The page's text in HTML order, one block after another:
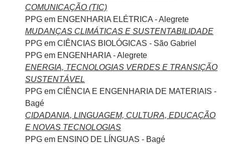
COMUNICAÇÃO (TIC)
PPG em ENGENHARIA ELÉTRICA - Alegrete
MUDANÇAS CLIMÁTICAS E SUSTENTABILIDADE
PPG em CIÊNCIAS BIOLÓGICAS - São Gabriel
PPG em ENGENHARIA - Alegrete
ENERGIA, TECNOLOGIAS VERDES E TRANSIÇÃO
SUSTENTÁVEL
PPG em CIÊNCIA E ENGENHARIA DE MATERIAIS -
Bagé
CIDADANIA, LINGUAGEM, CULTURA, EDUCAÇÃO
E NOVAS TECNOLOGIAS
PPG em ENSINO DE LÍNGUAS - Bagé